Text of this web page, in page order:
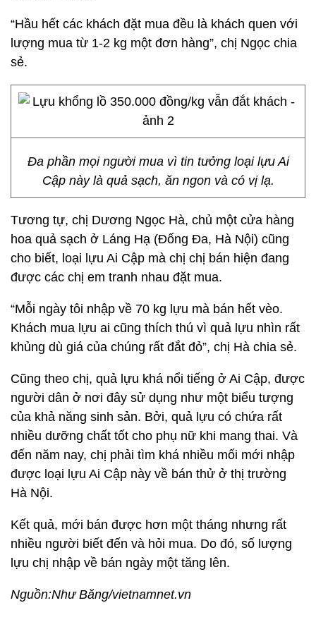
“Hầu hết các khách đặt mua đều là khách quen với
lượng mua từ 1-2 kg một đơn hàng”, chị Ngọc chia
sẻ.
Đa phần mọi người mua vì tin tưởng loại lựu Ai
Cập này là quả sạch, ăn ngon và có vị lạ.
Tương tự, chị Dương Ngọc Hà, chủ một cửa hàng
hoa quả sạch ở Láng Hạ (Đống Đa, Hà Nội) cũng
cho biết, loại lựu Ai Cập mà chị chị bán hiện đang
được các chị em tranh nhau đặt mua.
“Mỗi ngày tôi nhập về 70 kg lựu mà bán hết vèo.
Khách mua lựu ai cũng thích thú vì quả lựu nhìn rất
khủng dù giá của chúng rất đắt đỏ”, chị Hà chia sẻ.
Cũng theo chị, quả lựu khá nổi tiếng ở Ai Cập, được
người dân ở nơi đây sử dụng như một biểu tượng
của khả năng sinh sản. Bởi, quả lựu có chứa rất
nhiều dưỡng chất tốt cho phụ nữ khi mang thai. Và
đến năm nay, chị phải tìm khá nhiều mối mới nhập
được loại lựu Ai Cập này về bán thử ở thị trường
Hà Nội.
Kết quả, mới bán được hơn một tháng nhưng rất
nhiều người biết đến và hỏi mua. Do đó, số lượng
lựu chị nhập về bán ngày một tăng lên.
Nguồn:Như Băng/vietnamnet.vn